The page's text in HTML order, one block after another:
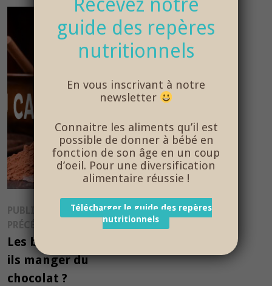
Navigation
de
l’article
PUBLICATION
PRÉCÉDENTE
Publication
Les bébés peuvent-
ils manger du
chocolat ?
guide des repères
nutritionnels
En vous inscrivant à notre
newsletter
Connaitre les aliments qu’il est
possible de donner à bébé en
fonction de son âge en un coup
d’oeil. Pour une diversification
alimentaire réussie !
Télécharger le guide des repères
nutritionnels